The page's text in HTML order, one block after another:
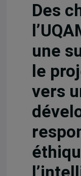
Des
une
le
vers